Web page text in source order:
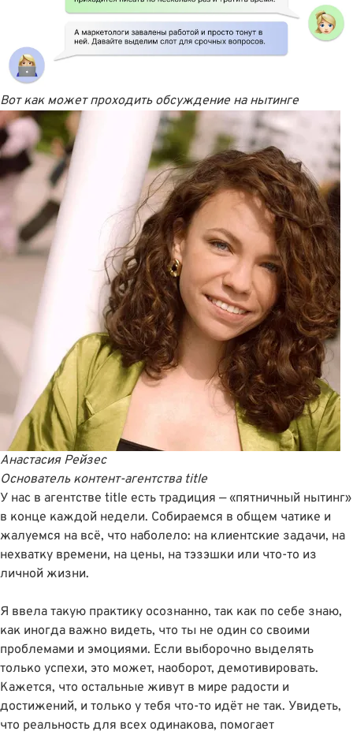
Вот как может проходить обсуждение на нытинге
Анастасия Рейзес
Основательконтент-агентства title
У нас в агентстве title есть традиция — «пятничный нытинг»
в конце каждой недели. Собираемся в общем чатике и
жалуемся на всë, что наболело: на клиентские задачи, на
нехватку времени, на цены, на тэзэшки или что-то из
личной жизни.
Я ввела такую практику осознанно, так как по себе знаю,
как иногда важно видеть, что ты не один со своими
проблемами и эмоциями. Если выборочно выделять
только успехи, это может, наоборот, демотивировать.
Кажется, что остальные живут в мире радости и
достижений, и только у тебя что-то идëт не так. Увидеть,
что реальность для всех одинакова, помогает